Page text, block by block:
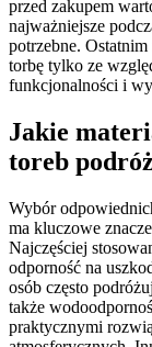
przed zakupem
najważniejsze
potrzebne.
torbę tylko ze
funkcjonalności i
Jakie
toreb
Wybór
ma kluczowe
Najczęściej
odporność na
osób często
także
praktycznymi